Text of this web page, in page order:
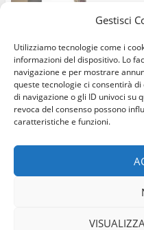
Gestisci
Utilizziamo tecnologie come i
informazioni del dispositivo. Lo
navigazione e per mostrare
queste tecnologie ci consentirà
di navigazione o gli ID univoci su
revoca del consenso possono
caratteristiche e funzioni.
6
giugno
15
7
Giochi
Viterbo
I
Home Privacy Policy
© Occhio Viterbese -
ROC:39156 -